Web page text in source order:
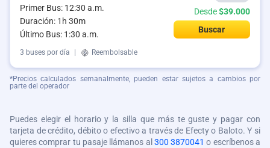
Primer Bus: 12:30 a.m.
Duración: 1h 30m
Último Bus: 1:30 a.m.
Desde$39.000
Buscar
3 buses por día Reembolsable
*Precios calculados semanalmente, pueden estar sujetos a cambios por
parte del operador
Puedes elegir el horario y la silla que más te guste y pagar con
tarjeta de crédito, débito o efectivo a través de Efecty o Baloto. Y si
quieres comprar tu pasaje llámanos al 300 3870041 o escríbenos a